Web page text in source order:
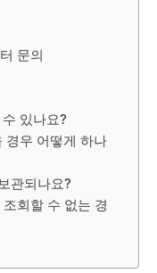
문의
있나요?
경우 어떻게 하나
관되나요?
회할 수 없는 경